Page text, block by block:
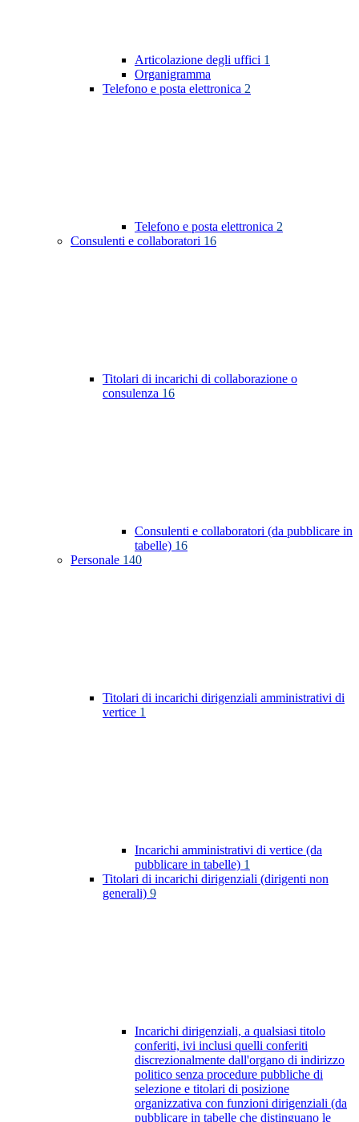
Articolazione degli uffici 1
Organigramma
Telefono e posta elettronica 2
Telefono e posta elettronica 2
Consulenti e collaboratori 16
Titolari di incarichi di collaborazione o
consulenza 16
Consulenti e collaboratori (da pubblicare in
tabelle) 16
Personale 140
Titolari di incarichi dirigenziali amministrativi di
vertice 1
Incarichi amministrativi di vertice (da
pubblicare in tabelle) 1
Titolari di incarichi dirigenziali (dirigenti non
generali) 9
Incarichi dirigenziali, a qualsiasi titolo
conferiti, ivi inclusi quelli conferiti
discrezionalmente dall'organo di indirizzo
politico senza procedure pubbliche di
selezione e titolari di posizione
organizzativa con funzioni dirigenziali (da
pubblicare in tabelle che distinguano le